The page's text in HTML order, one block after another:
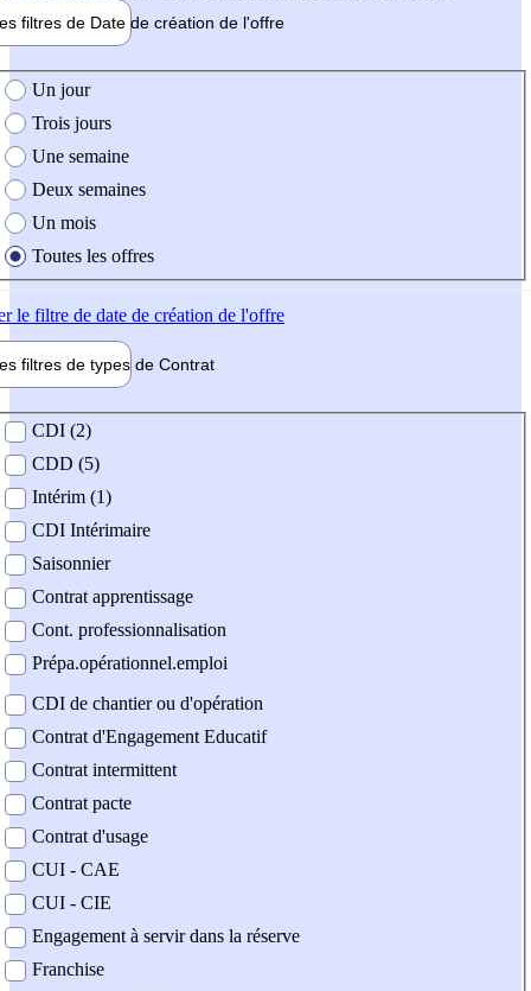
filtres de Date de création de l'offre
création de l'offre
Un jour
Trois jours
Une semaine
Deux semaines
Un mois
Toutes les offres
le filtre de date de création de l'offre
filtres de types de Contrat
contrat
CDI (2)
CDD (5)
Intérim (1)
CDI Intérimaire
Saisonnier
Contrat apprentissage
Cont. professionnalisation
Prépa.opérationnel.emploi
CDI de chantier ou d'opération
Contrat d'Engagement Educatif
Contrat intermittent
Contrat pacte
Contrat d'usage
CUI - CAE
CUI - CIE
Engagement à servir dans la réserve
Franchise